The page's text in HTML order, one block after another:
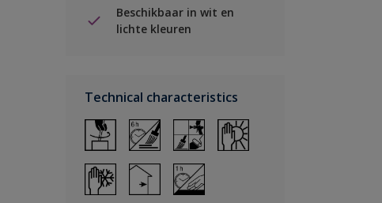
Beschikbaar in wit en
lichte kleuren
Technical characteristics